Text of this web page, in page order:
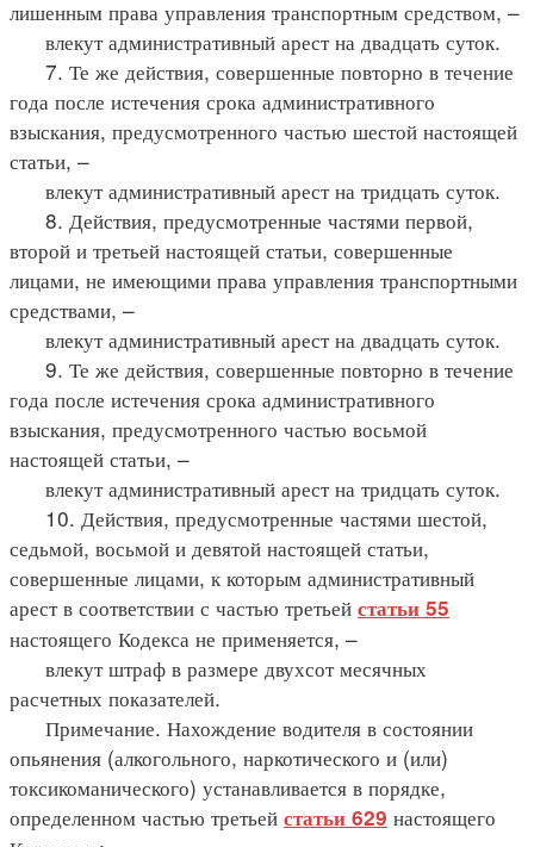
лишенным права управления транспортным средством, –
влекут административный арест на двадцать суток.
7. Те же действия, совершенные повторно в течение
года после истечения срока административного
взыскания, предусмотренного частью шестой настоящей
статьи, –
влекут административный арест на тридцать суток.
8. Действия, предусмотренные частями первой,
второй и третьей настоящей статьи, совершенные
лицами, не имеющими права управления транспортными
средствами, –
влекут административный арест на двадцать суток.
9. Те же действия, совершенные повторно в течение
года после истечения срока административного
взыскания, предусмотренного частью восьмой
настоящей статьи, –
влекут административный арест на тридцать суток.
10. Действия, предусмотренные частями шестой,
седьмой, восьмой и девятой настоящей статьи,
совершенные лицами, к которым административный
арест в соответствии с частью третьей статьи 55
настоящего Кодекса не применяется, –
влекут штраф в размере двухсот месячных
расчетных показателей.
Примечание. Нахождение водителя в состоянии
опьянения (алкогольного, наркотического и (или)
токсикоманического) устанавливается в порядке,
определенном частью третьей статьи 629 настоящего